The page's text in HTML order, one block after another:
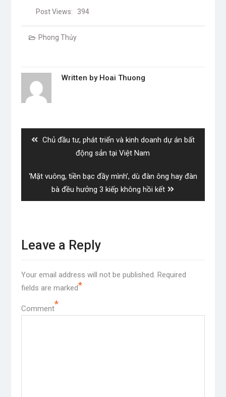
Post Views: 394
Phong Thủy
Written by Hoai Thuong
Previous
Chủ đầu tư, phát triển và kinh doanh dự án bất
động sản tại Việt Nam
Next
‘Mặt vuông, tiền bạc đầy mình’, dù đàn ông hay đàn
bà đều hưởng 3 kiếp không hồi kết
Leave a Reply
Your email address will not be published. Required
fields are marked*
Comment*